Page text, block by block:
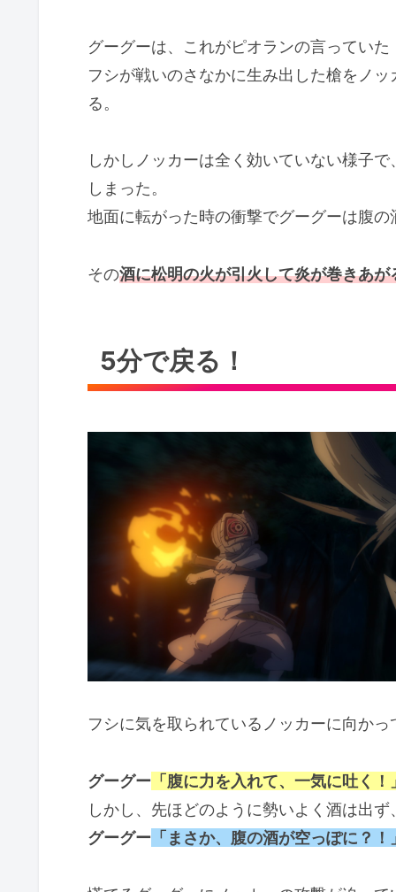
グーグーは、これがピオランの言っていた
フシが戦いのさなかに生み出した槍をノ
る。
しかしノッカーは全く効いていない様子
しまった。
地面に転がった時の衝撃でグーグーは腹
その酒に松明の火が引火して炎が巻きあが
5分で戻る！
フシに気を取られているノッカーに向か
グーグー 「腹に力を入れて、一気に吐く！
しかし、先ほどのように勢いよく酒は出
グーグー 「まさか、腹の酒が空っぽに？！